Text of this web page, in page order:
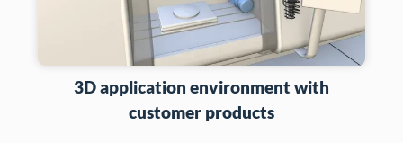
3D application environment with
customer products